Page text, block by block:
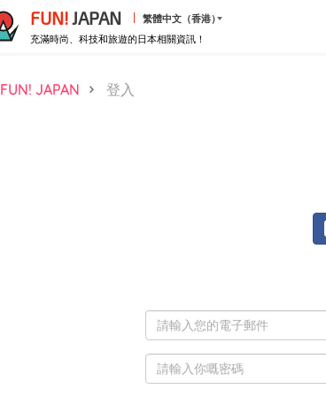
FUN! JAPAN 繁體中文（香港）
充滿時尚、科技和旅遊的日本相關資訊！
FUN! JAPAN 登入